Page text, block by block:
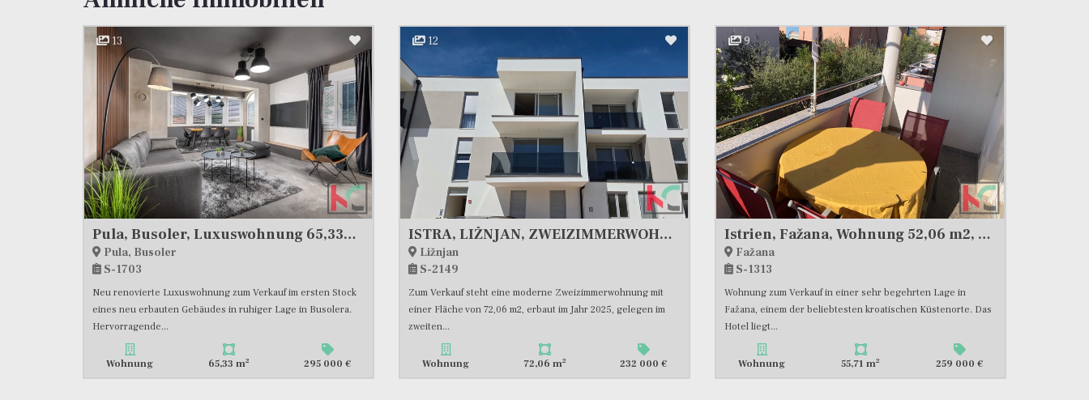
13
Pula, Busoler, Luxuswohnung 65,33m2, #Verkauf
Pula, Busoler
S-1703
Neu renovierte Luxuswohnung zum Verkauf im ersten Stock
eines neu erbauten Gebäudes in ruhiger Lage in Busolera.
Hervorragende...
Wohnung 65,33 m2 295 000 €
12
ISTRA, LIŽNJAN, ZWEIZIMMERWOHNUNG 72 M², NEUBAU, MEERBLICK, #VERKAUF
Ližnjan
S-2149
Zum Verkauf steht eine moderne Zweizimmerwohnung mit
einer Fläche von 72,06 m2, erbaut im Jahr 2025, gelegen im
zweiten...
Wohnung 72,06 m2 232 000 €
9
Istrien, Fažana, Wohnung 52,06 m2, 2 Schlafzimmer, #verkauf
Fažana
S-1313
Wohnung zum Verkauf in einer sehr begehrten Lage in
Fažana, einem der beliebtesten kroatischen Küstenorte. Das
Hotel liegt...
Wohnung 55,71 m2 259 000 €